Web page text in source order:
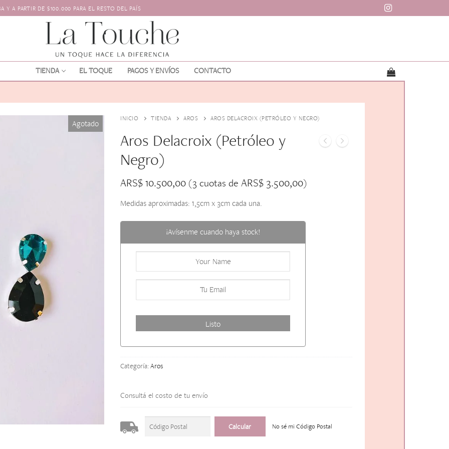
A PARTIR DE $100.000 PARA EL RESTO DEL PAÍS
TIENDA EL TOQUE PAGOS Y ENVÍOS CONTACTO
Agotado INICIO TIENDA AROS AROS DELACROIX (PETRÓLEO Y NEGRO)
Aros Delacroix (Petróleo y
Negro)
ARS$10.500,00 (3 cuotas de ARS$ 3.500,00)
Medidas aproximadas: 1,5cm x 3cm cada una.
¡Avísenme cuando haya stock!
Categoría: Aros
Consultá el costo de tu envío
No sé mi Código Postal